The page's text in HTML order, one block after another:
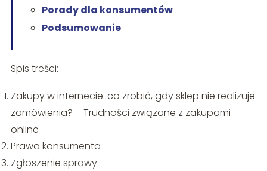
Porady dla konsumentów
Podsumowanie
Spis treści:
Zakupy w internecie: co zrobić, gdy sklep nie realizuje
zamówienia? – Trudności związane z zakupami
online
Prawa konsumenta
Zgłoszenie sprawy